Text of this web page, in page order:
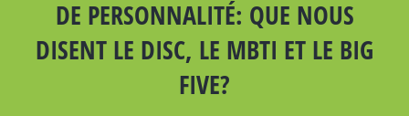
DE PERSONNALITÉ: QUE NOUS
DISENT LE DISC, LE MBTI ET LE BIG
FIVE?